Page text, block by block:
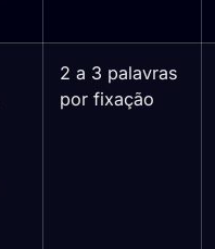
2 a 3 palavras
por fixação